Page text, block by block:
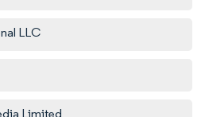
LLC
Limited